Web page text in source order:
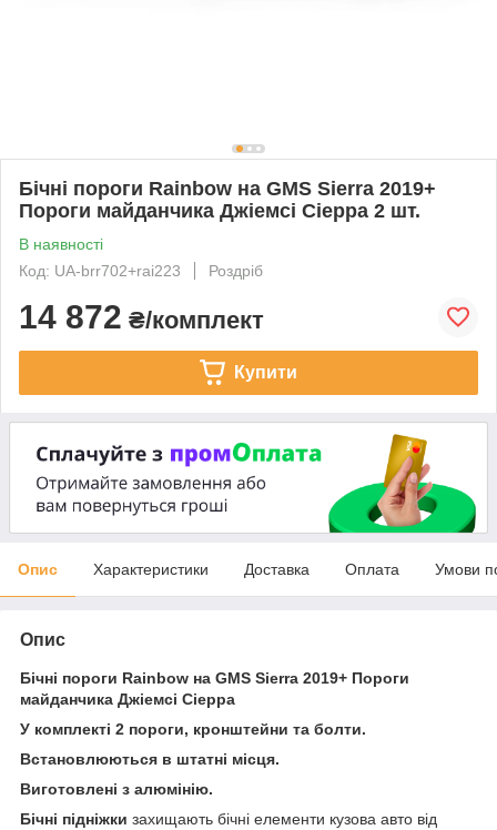
Бічні пороги Rainbow на GMS Sierra 2019+
Пороги майданчика Джіемсі Сіерра 2 шт.
В наявності
Код: UA-brr702+rai223
Роздріб
14 872 ₴/комплект
Купити
Опис Характеристики Доставка Оплата Умови
Опис
Бічні пороги Rainbow на GMS Sierra 2019+ Пороги
майданчика Джіемсі Сіерра
У комплекті 2 пороги, кронштейни та болти.
Встановлюються в штатні місця.
Виготовлені з алюмінію.
Бічні підніжки захищають бічні елементи кузова авто від